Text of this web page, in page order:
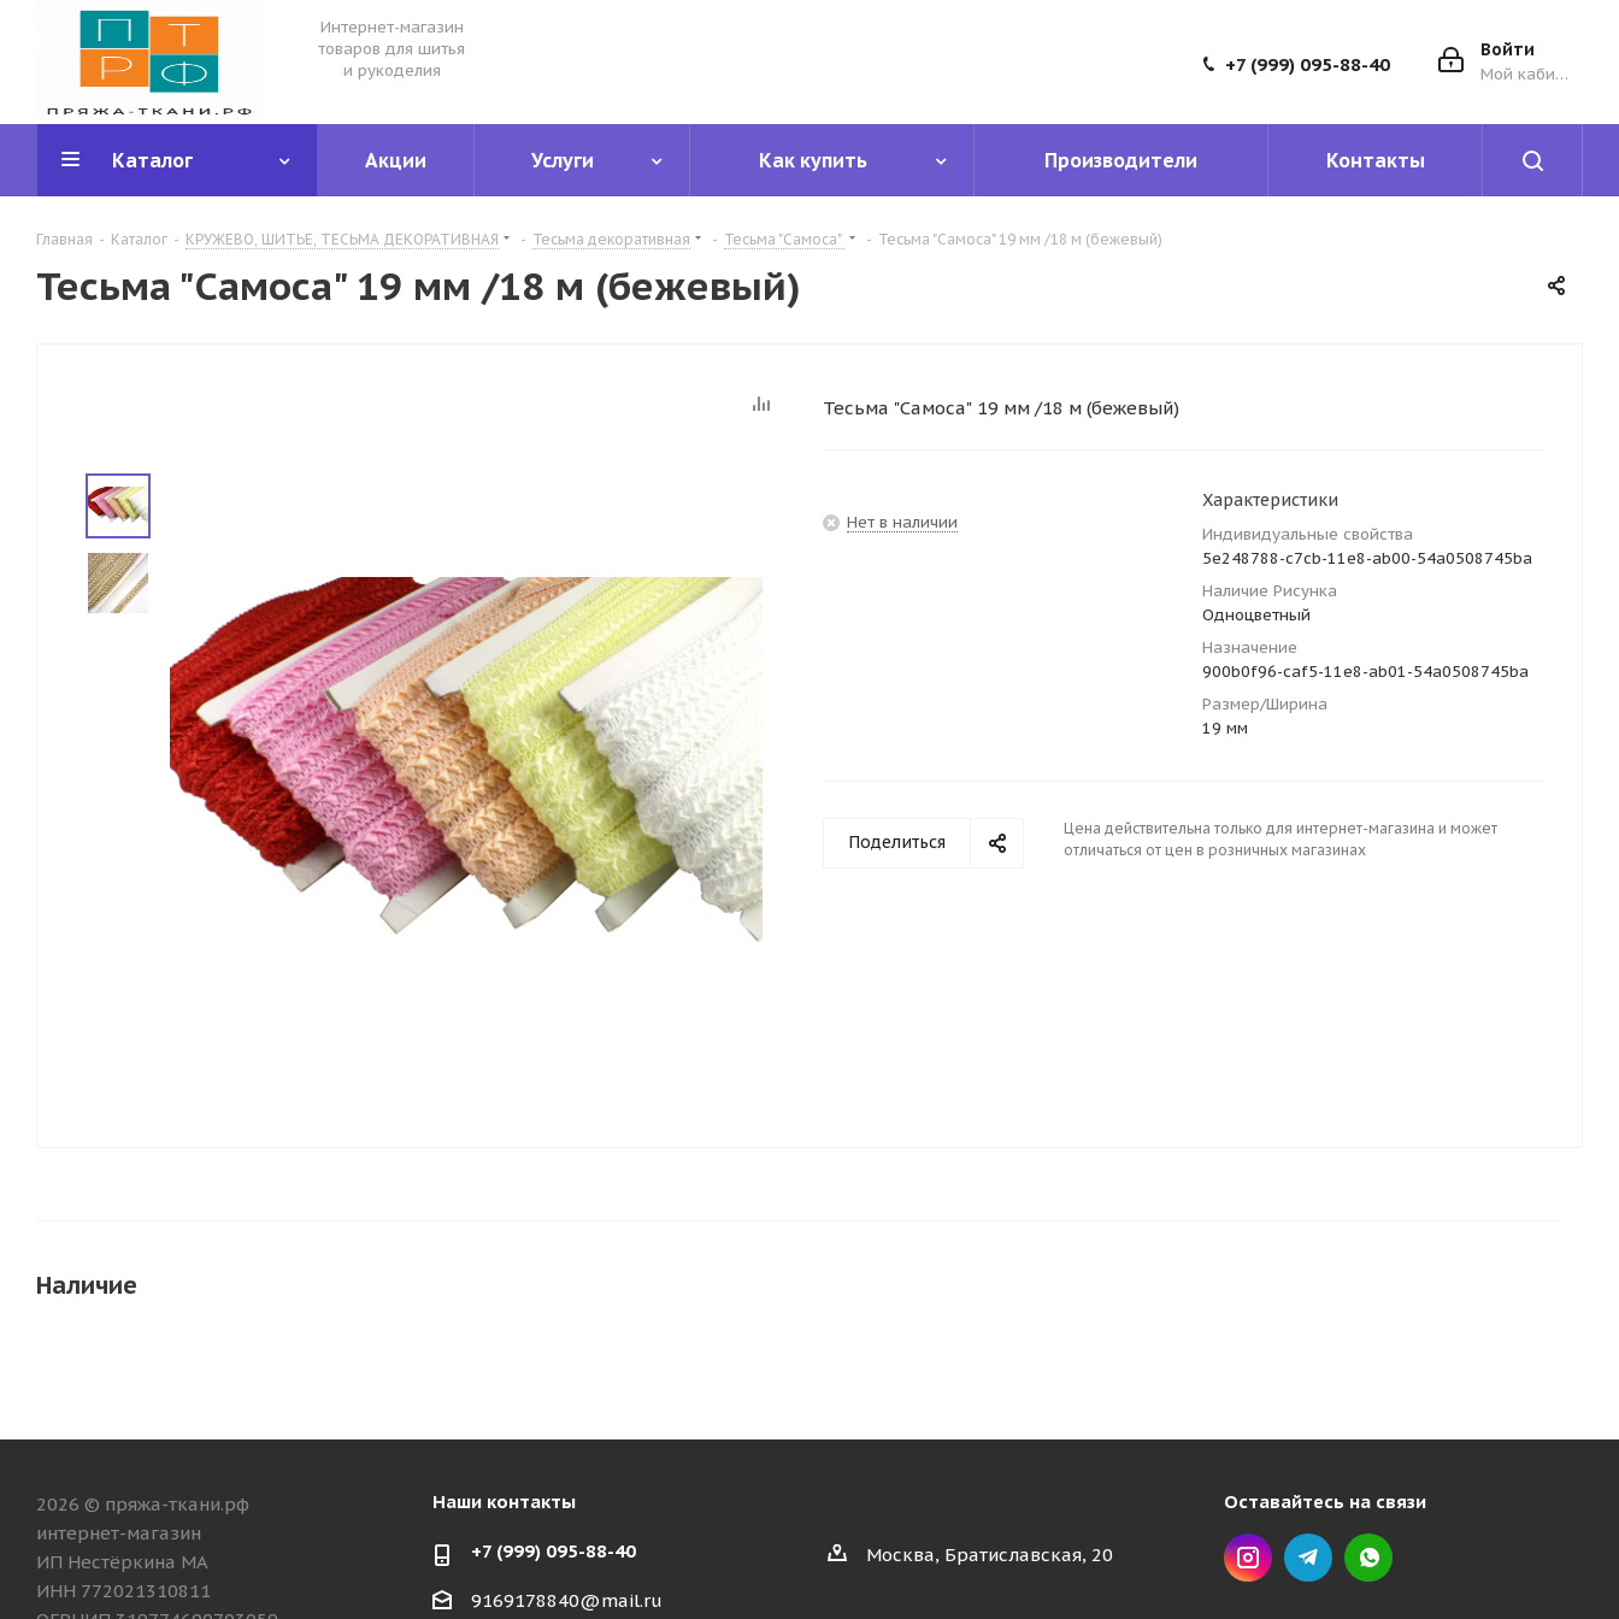
Интернет-магазин
товаров для шитья
и рукоделия
Войти
Мой кабинет
+7 (999) 095-88-40
Каталог Акции Услуги Как купить Производители Контакты
Главная - Каталог - КРУЖЕВО, ШИТЬЕ, ТЕСЬМА ДЕКОРАТИВНАЯ - Тесьма декоративная - Тесьма "Самоса" - Тесьма "Самоса" 19 мм /18 м (бежевый)
Тесьма "Самоса" 19 мм /18 м (бежевый)
Тесьма "Самоса" 19 мм /18 м (бежевый)
Нет в наличии
Характеристики
Индивидуальные свойства
5e248788-c7cb-11e8-ab00-54a0508745ba
Наличие Рисунка
Одноцветный
Назначение
900b0f96-caf5-11e8-ab01-54a0508745ba
Размер/Ширина
19 мм
Поделиться
Цена действительна только для интернет-магазина и может
отличаться от цен в розничных магазинах
Наличие
2026 © пряжа-ткани.рф
интернет-магазин
ИП Нестёркина МА
ИНН 772021310811
Наши контакты
+7 (999) 095-88-40
9169178840@mail.ru
Москва, Братиславская, 20
Оставайтесь на связи